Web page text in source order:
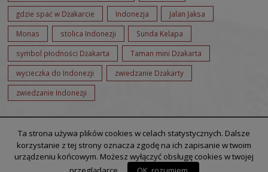
gdzie spać w Dżakarcie Indonezja Jalan Jaksa
Monas stolica Indonezji Sunda Kelapa
symbol płodności Dżakarta Taman mini Dżakarta
wycieczka do Indonezji zwiedzanie Dżakarty
zwiedzanie Indonezji
Ta strona używa plików cookies w celach statystycznych. Dalsze
korzystanie z tej strony oznacza zgodę na ich zapisanie w twoim
urządzeniu końcowym. Możesz wyłączyć obsługę cookies w twojej